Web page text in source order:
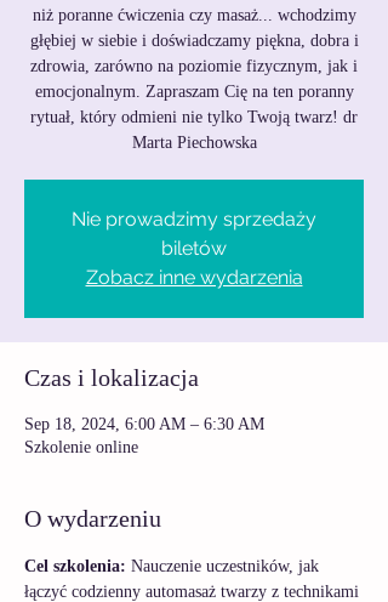
niż poranne ćwiczenia czy masaż... wchodzimy
głębiej w siebie i doświadczamy piękna, dobra i
zdrowia, zarówno na poziomie fizycznym, jak i
emocjonalnym. Zapraszam Cię na ten poranny
rytuał, który odmieni nie tylko Twoją twarz! dr
Marta Piechowska
Nie prowadzimy sprzedaży
biletów
Zobacz inne wydarzenia
Czas i lokalizacja
Sep 18, 2024, 6:00 AM – 6:30 AM
Szkolenie online
O wydarzeniu
Cel szkolenia: Nauczenie uczestników, jak
łączyć codzienny automasaż twarzy z technikami